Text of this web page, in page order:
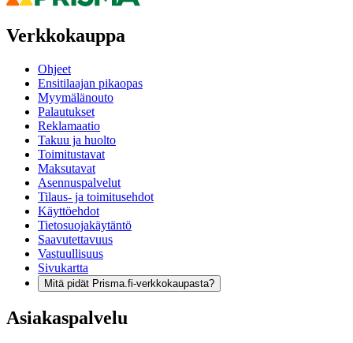
Verkkokauppa
Ohjeet
Ensitilaajan pikaopas
Myymälänouto
Palautukset
Reklamaatio
Takuu ja huolto
Toimitustavat
Maksutavat
Asennuspalvelut
Tilaus- ja toimitusehdot
Käyttöehdot
Tietosuojakäytäntö
Saavutettavuus
Vastuullisuus
Sivukartta
Mitä pidät Prisma.fi-verkkokaupasta?
Asiakaspalvelu